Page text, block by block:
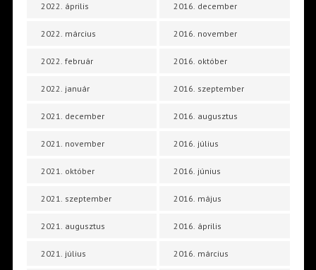
2022. április
2022. március
2022. február
2022. január
2021. december
2021. november
2021. október
2021. szeptember
2021. augusztus
2021. július
2016. december
2016. november
2016. október
2016. szeptember
2016. augusztus
2016. július
2016. június
2016. május
2016. április
2016. március